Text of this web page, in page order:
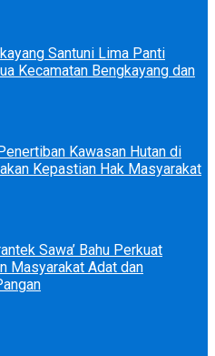
Santuni Lima Panti
Kecamatan Bengkayang dan
Kawasan Hutan di
Kepastian Hak Masyarakat
Sawa’ Bahu Perkuat
Masyarakat Adat dan